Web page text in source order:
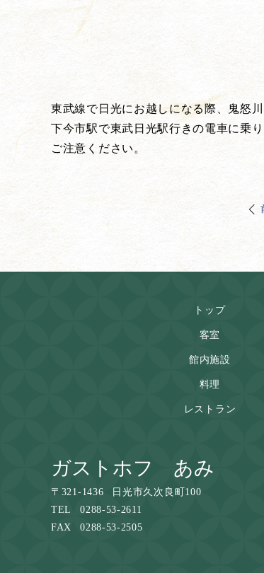
東武線で日光にお越しになる際、鬼怒
下今市駅で東武日光駅行きの電車に乗
ご注意ください。
トップ
客室
館内施設
料理
レストラン
ガストホフ あみ
〒 321-1436
日光市久次良町100
TEL
0288-53-2611
FAX
0288-53-2505